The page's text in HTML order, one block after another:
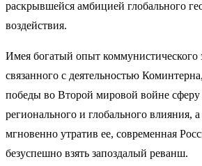
раскрывшейся амбицией глобального
воздействия.
Имея богатый опыт коммунистического
связанного с деятельностью
победы во Второй мировой войне сферу
регионального и глобального влияния,
мгновенно утратив ее, современная
безуспешно взять запоздалый реванш.